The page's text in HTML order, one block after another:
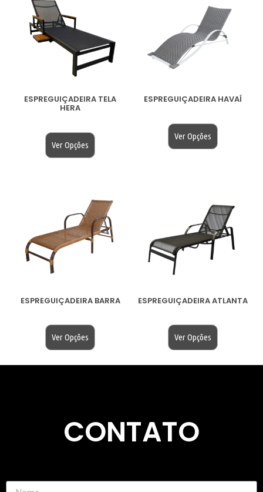
ESPREGUIÇADEIRA TELA
HERA
Ver Opções
ESPREGUIÇADEIRA HAVAÍ
Ver Opções
ESPREGUIÇADEIRA BARRA
Ver Opções
ESPREGUIÇADEIRA ATLANTA
Ver Opções
CONTATO